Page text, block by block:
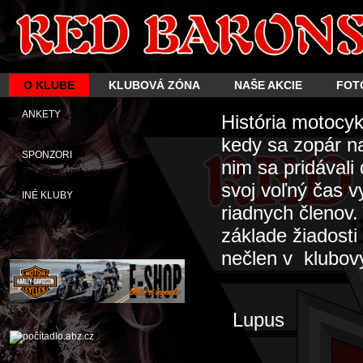
O KLUBE KLUBOVÁ ZÓNA NAŠE AKCIE
História
kedy sa zopár
nim sa
svoj voľný čas
riadnych
základe
nečlen v
Lupus
ANKETY
SPONZORI
INÉ KLUBY